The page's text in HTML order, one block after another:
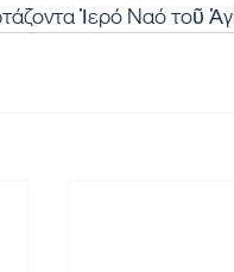
Ἱερό Ναό τοῦ